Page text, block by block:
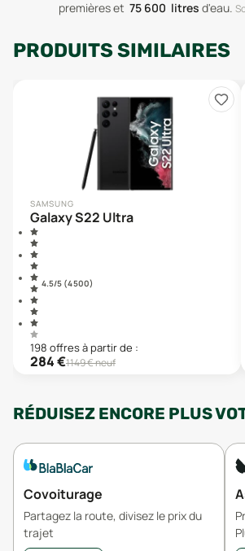
premièreset 75 600 litres d'eau.
PRODUITS SIMILAIRES
SAMSUNG
Galaxy S22 Ultra
4.5/5 (4 500)
198 offresà partir de :
284€1149€ neuf
RÉDUISEZ ENCORE PLUS
Covoiturage
Partagez la route, divisez le prix du
trajet